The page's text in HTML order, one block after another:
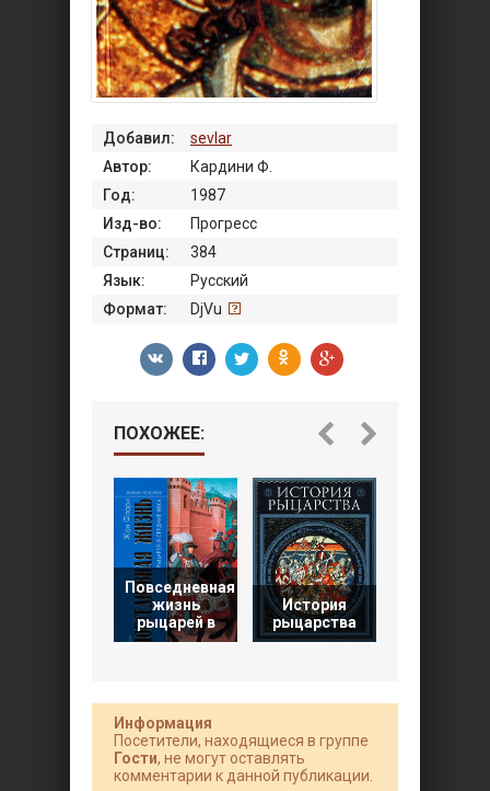
Добавил:
sevlar
Автор:
Кардини Ф.
Год:
1987
Изд-во:
Прогресс
Страниц:
384
Язык:
Русский
Формат:
DjVu
ПОХОЖЕЕ:
Повседневная
жизнь
рыцарей в
История
рыцарства
Информация
Посетители, находящиеся в группе
Гости, не могут оставлять
комментарии к данной публикации.